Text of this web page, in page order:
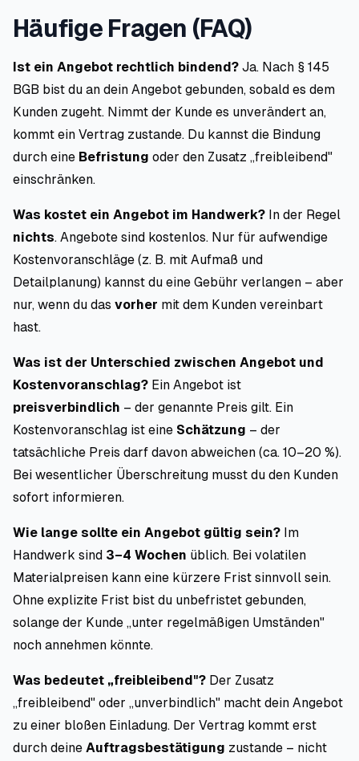
Häufige Fragen (FAQ)
Ist ein Angebot rechtlich bindend? Ja. Nach § 145
BGB bist du an dein Angebot gebunden, sobald es dem
Kunden zugeht. Nimmt der Kunde es unverändert an,
kommt ein Vertrag zustande. Du kannst die Bindung
durch eine Befristung oder den Zusatz „freibleibend"
einschränken.
Was kostet ein Angebot im Handwerk? In der Regel
nichts. Angebote sind kostenlos. Nur für aufwendige
Kostenvoranschläge (z. B. mit Aufmaß und
Detailplanung) kannst du eine Gebühr verlangen – aber
nur, wenn du das vorher mit dem Kunden vereinbart
hast.
Was ist der Unterschied zwischen Angebot und
Kostenvoranschlag? Ein Angebot ist
preisverbindlich – der genannte Preis gilt. Ein
Kostenvoranschlag ist eine Schätzung – der
tatsächliche Preis darf davon abweichen (ca. 10–20 %).
Bei wesentlicher Überschreitung musst du den Kunden
sofort informieren.
Wie lange sollte ein Angebot gültig sein? Im
Handwerk sind 3–4 Wochen üblich. Bei volatilen
Materialpreisen kann eine kürzere Frist sinnvoll sein.
Ohne explizite Frist bist du unbefristet gebunden,
solange der Kunde „unter regelmäßigen Umständen"
noch annehmen könnte.
Was bedeutet „freibleibend"? Der Zusatz
„freibleibend" oder „unverbindlich" macht dein Angebot
zu einer bloßen Einladung. Der Vertrag kommt erst
durch deine Auftragsbestätigung zustande – nicht